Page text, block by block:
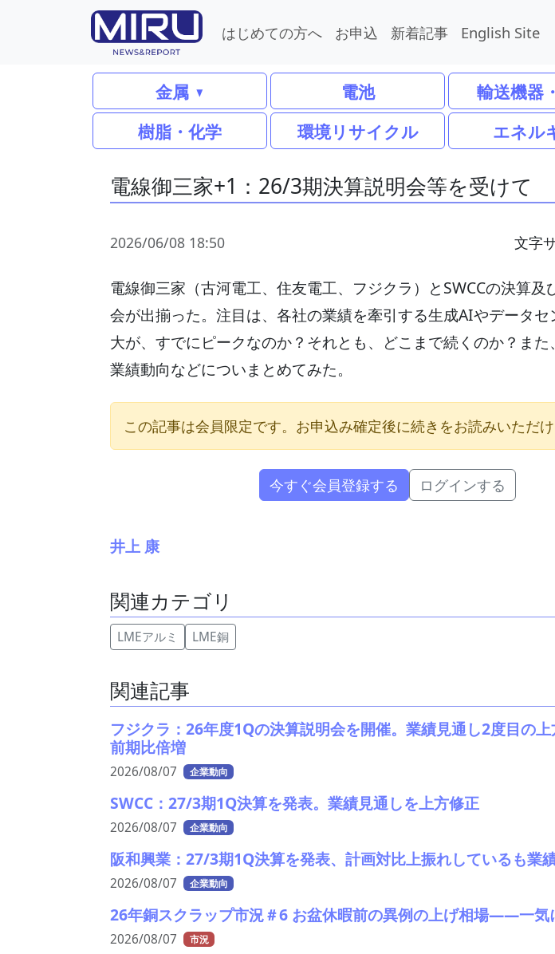
はじめての方へ お申込 新着記事 English Site
金属 電池 輸送機器
樹脂・化学
環境リサイクル エネル
電線御三家+1：26/3期決算説明会等を受けて
2026/06/08 18:50 文字
電線御三家（古河電工、住友電工、フジクラ）とSWCCの決算及
会が出揃った。注目は、各社の業績を牽引する生成AIやデータ
大が、すでにピークなのか？それとも、どこまで続くのか？ま
業績動向などについまとめてみた。
この記事は会員限定です。お申込み確定後に続きをお読みいただけ
今すぐ会員登録する ログインする
井上 康
関連カテゴリ
LMEアルミ LME銅
関連記事
フジクラ：26年度1Qの決算説明会を開催。業績見通し2度目の
前期比倍増
2026/08/07 企業動向
SWCC：27/3期1Q決算を発表。業績見通しを上方修正
2026/08/07 企業動向
阪和興業：27/3期1Q決算を発表、計画対比上振れしているも業
2026/08/07 企業動向
26年銅スクラップ市況＃6 お盆休暇前の異例の上げ相場――一気
2026/08/07 市況